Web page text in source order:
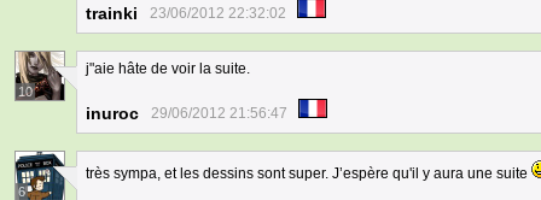
trainki 23/06/2012 22:32:02
10
j"aie hâte de voir la suite.
inuroc 29/06/2012 21:56:47
6
très sympa, et les dessins sont super. J’espère qu'il y aura une suite